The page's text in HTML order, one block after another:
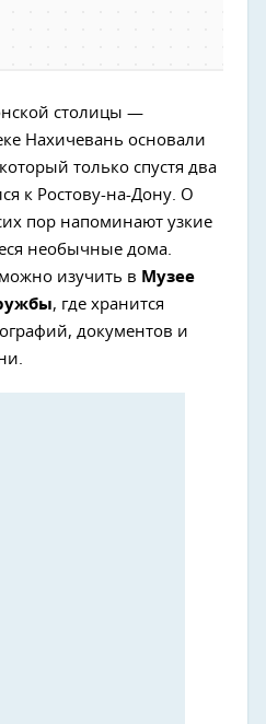
столицы —
Нахичевань основали
только спустя два
к Ростову-на-Дону. О
пор напоминают узкие
необычные дома.
изучить в Музее
, где хранится
документов и